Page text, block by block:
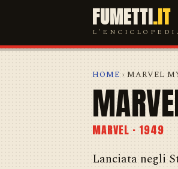
FUMETTI.IT
HOME › MARVEL
MARVEL · 1949
Lanciata negli